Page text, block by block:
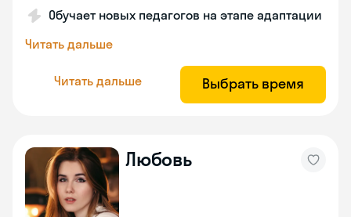
Обучает новых педагогов на этапе адаптации
Читать дальше
Читать дальше Выбрать время
Любовь